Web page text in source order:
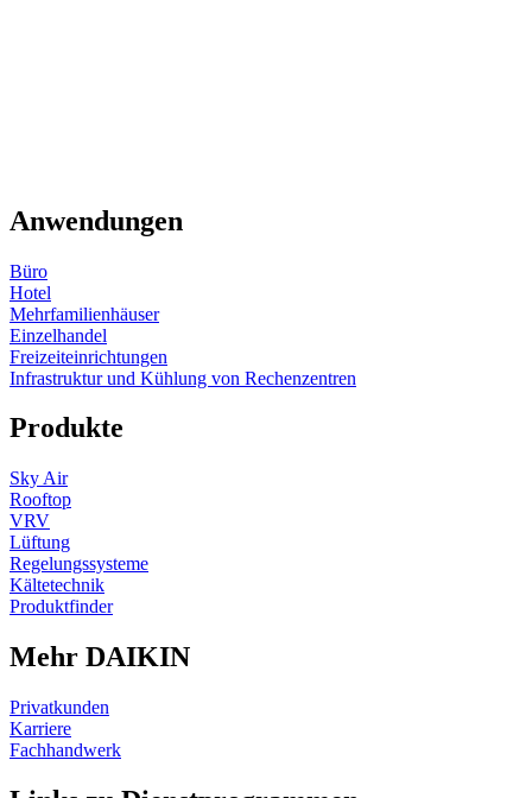
Anwendungen
Büro
Hotel
Mehrfamilienhäuser
Einzelhandel
Freizeiteinrichtungen
Infrastruktur und Kühlung von Rechenzentren
Produkte
Sky Air
Rooftop
VRV
Lüftung
Regelungssysteme
Kältetechnik
Produktfinder
Mehr DAIKIN
Privatkunden
Karriere
Fachhandwerk